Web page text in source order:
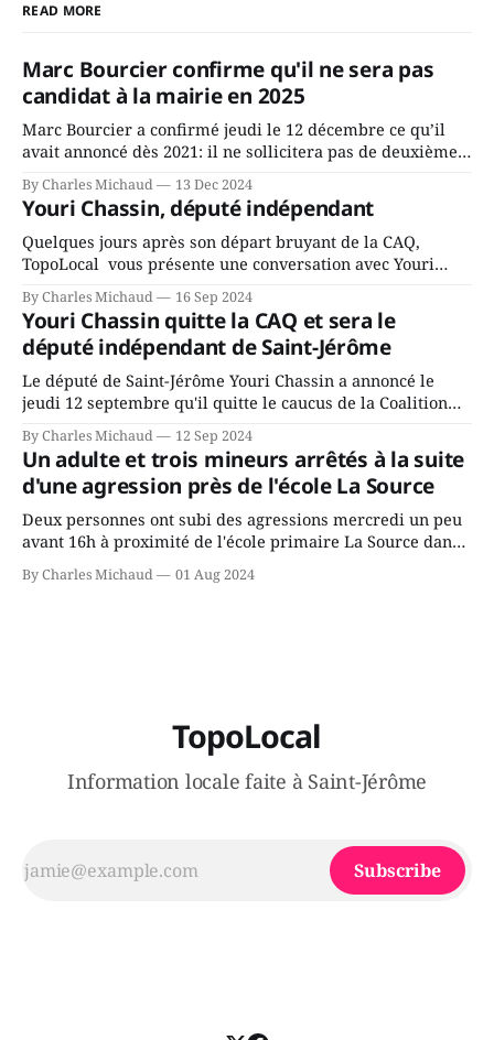
READ MORE
Marc Bourcier confirme qu'il ne sera pas
candidat à la mairie en 2025
Marc Bourcier a confirmé jeudi le 12 décembre ce qu’il
avait annoncé dès 2021: il ne sollicitera pas de deuxième
mandat à titre de maire de Saint-Jérôme. Bourcier en a
fait l’annonce en s’adressant aux employés de la ville,
rassemblés en soirée pour leur traditionnel souper
By Charles Michaud 13 Dec 2024
Youri Chassin, député indépendant
Quelques jours après son départ bruyant de la CAQ,
TopoLocal vous présente une conversation avec Youri
Chassin. Nous avons causé de sa décision. Y songeait-il
depuis longtemps? Sera-t-il candidat indépendant dans 2
ans? Joindrait-il un autre parti, par exemple les
conservateurs d’Éric Duhaime? Que lui
By Charles Michaud 16 Sep 2024
Youri Chassin quitte la CAQ et sera le
député indépendant de Saint-Jérôme
Le député de Saint-Jérôme Youri Chassin a annoncé le
jeudi 12 septembre qu'il quitte le caucus de la Coalition
Avenir Québec de François Legault parce qu'il est déçu du
gouvernement de la CAQ, surtout de son incapacité, qu'il
juge chronique, à offrir des
By Charles Michaud 12 Sep 2024
Un adulte et trois mineurs arrêtés à la suite
d'une agression près de l'école La Source
Deux personnes ont subi des agressions mercredi un peu
avant 16h à proximité de l'école primaire La Source dans
le secteur Bellefeuille de Saint-Jérôme. L'une de deux
victimes aurait été écrasée sous un véhicule et aspergée
By Charles Michaud 01 Aug 2024
TopoLocal
Information locale faite à Saint-Jérôme
Subscribe